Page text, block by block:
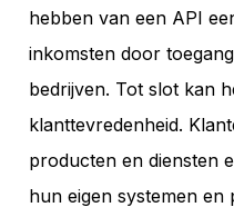
hebben van een API
inkomsten door
bedrijven. Tot slot kan
klanttevredenheid.
producten en diensten
hun eigen systemen en